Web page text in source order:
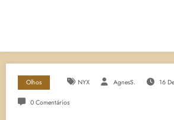
Olhos NYX AgnesS. 16
0 Comentários